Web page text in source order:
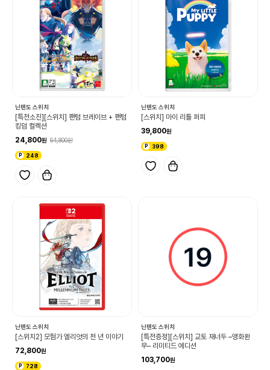
닌텐도 스위치
[특전소진][스위치] 팬텀 브레이브 + 팬텀
킹덤 컬렉션
24,800
64,800
248
닌텐도 스위치
[스위치] 마이 리틀 퍼피
39,800
398
닌텐도 스위치
[스위치2] 모험가 엘리엇의 천 년 이야기
72,800
728
닌텐도 스위치
[특전증정][스위치] 교토 재너두 –앵화환
무– 리미티드 에디션
103,700